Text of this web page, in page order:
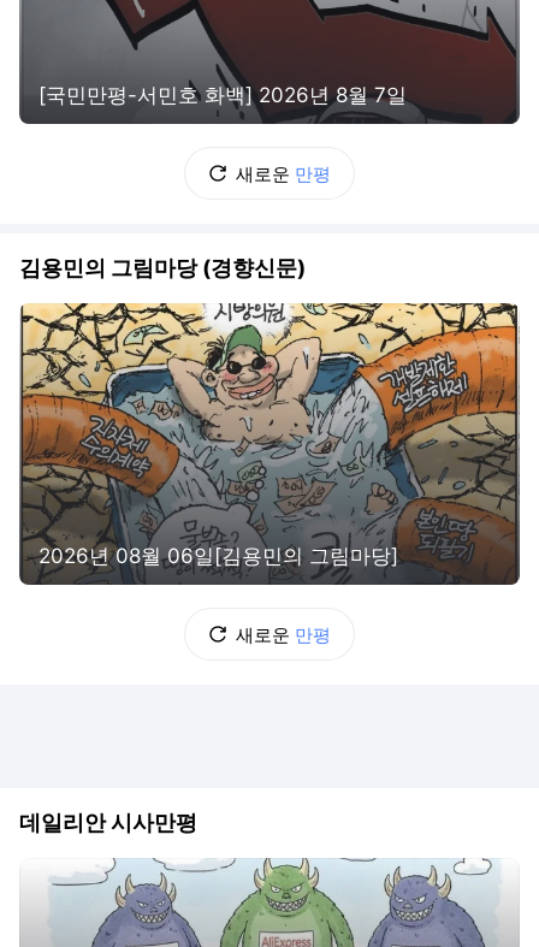
[국민만평-서민호 화백] 2026년 8월 7일
새로운 만평
김용민의 그림마당 (경향신문)
2026년 08월 06일[김용민의 그림마당]
새로운 만평
데일리안 시사만평